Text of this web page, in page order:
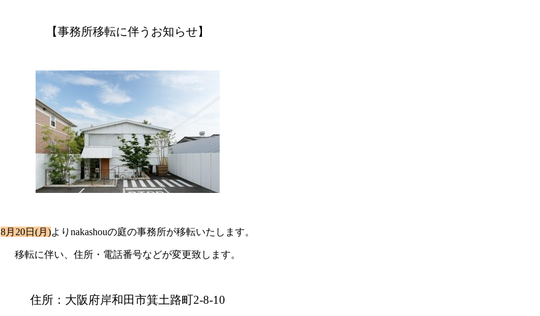
【事務所移転に伴うお知らせ】
8月20日(月)よりnakashouの庭の事務所が移転いたします。
移転に伴い、住所・電話番号などが変更致します。
住所：大阪府岸和田市箕土路町2-8-10